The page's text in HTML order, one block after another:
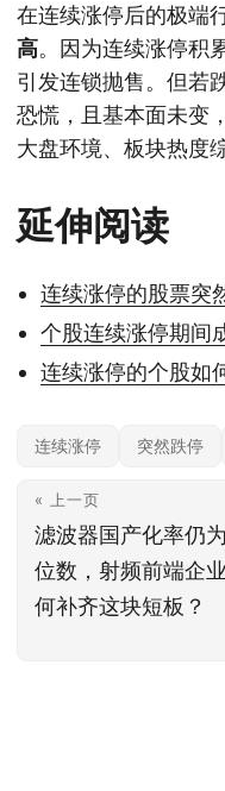
在连续涨停后的极端
高。因为连续涨停积
引发连锁抛售。但若
恐慌，且基本面未变
大盘环境、板块热度
延伸阅读
连续涨停的股票突
个股连续涨停期间
连续涨停的个股如
连续涨停 突然跌停
« 上一页
滤波器国产化率仍
位数，射频前端企
何补齐这块短板？